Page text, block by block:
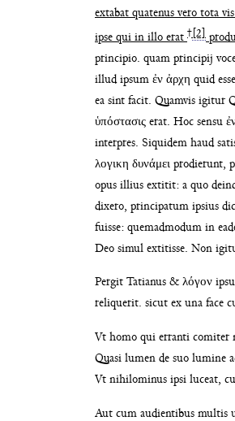
extabat quatenus vero tota
ipse qui in illo erat ✝ [2]
principio. quam principij
illud ipsum ἐν ἀρχη quid
ea sint facit. Quamvis igitur
ὑπόστασις erat. Hoc sensu
interpres. Siquidem haud
λογικη δυνάμει prodierunt,
opus illius extitit: a quo
dixero, principatum ipsius
fuisse: quemadmodum in
Deo simul extitisse. Non
Pergit Tatianus & λόγον
reliquerit. sicut ex una face
Vt homo qui erranti comiter
Quasi lumen de suo lumine
Vt nihilominus ipsi luceat,
Aut cum audientibus multis